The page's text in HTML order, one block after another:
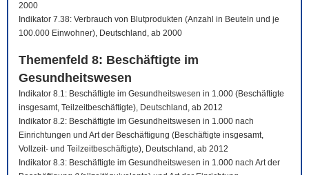
2000
Indikator 7.38: Verbrauch von Blutprodukten (Anzahl in Beuteln und je
100.000 Einwohner), Deutschland, ab 2000
Themenfeld 8: Beschäftigte im
Gesundheitswesen
Indikator 8.1: Beschäftigte im Gesundheitswesen in 1.000 (Beschäftigte
insgesamt, Teilzeitbeschäftigte), Deutschland, ab 2012
Indikator 8.2: Beschäftigte im Gesundheitswesen in 1.000 nach
Einrichtungen und Art der Beschäftigung (Beschäftigte insgesamt,
Vollzeit- und Teilzeitbeschäftigte), Deutschland, ab 2012
Indikator 8.3: Beschäftigte im Gesundheitswesen in 1.000 nach Art der